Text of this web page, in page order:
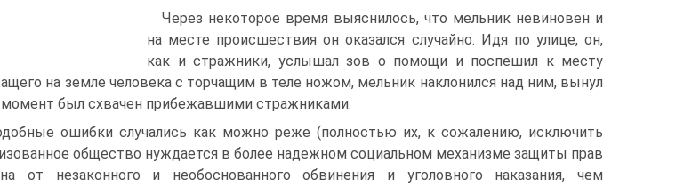
Через некоторое время выяснилось, что мельник невиновен и
на месте происшествия он оказался случайно. Идя по улице, он,
как и стражники, услышал зов о помощи и поспешил к месту
на земле человека с торчащим в теле ножом, мельник наклонился над ним, вынул
был схвачен прибежавшими стражниками.
ошибки случались как можно реже (полностью их, к сожалению, исключить
общество нуждается в более надежном социальном механизме защиты прав
от незаконного и необоснованного обвинения и уголовного наказания, чем